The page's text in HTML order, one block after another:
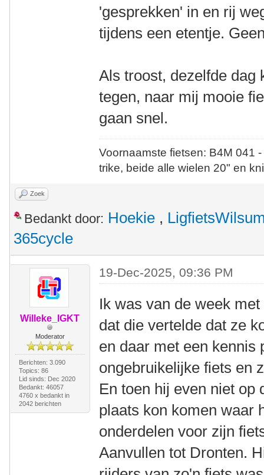
'gesprekken' in en rij
tijdens een etentje.
Als troost, dezelfde dag
tegen, naar mij mooie
gaan snel.
Voornaamste fietsen: B4M
trike, beide alle wielen 20" en
Zoek
Bedankt door: Hoekie ,
365cycle
Willeke_IGKT
Moderator
Berichten: 3.090
Topics: 86
Lid sinds: Dec 2020
Bedankt: 46057
4760 x bedankt in
2042 berichten
19-Dec-2025, 09:36 PM
Ik was van de week
dat die vertelde dat ze
en daar met een kennis
ongebruikelijke fiets en
En toen hij even niet op
plaats kon komen waar
onderdelen voor zijn
Aanvullen tot Dronten.